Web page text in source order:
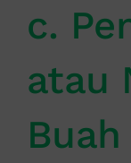
c.
atau